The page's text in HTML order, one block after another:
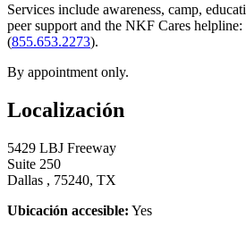
Services include awareness, camp,
peer support and the NKF Cares
(855.653.2273).
By appointment only.
Localización
5429 LBJ Freeway
Suite 250
Dallas , 75240, TX
Ubicación accesible: Yes